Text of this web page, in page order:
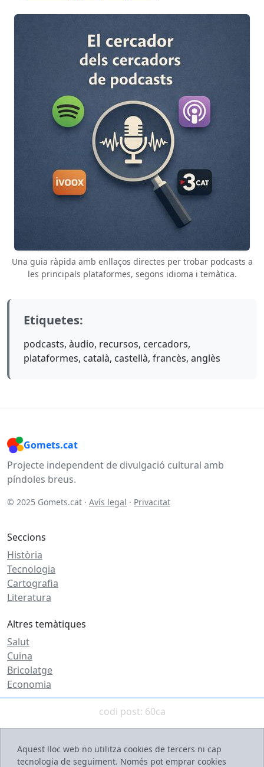
Una guia ràpida amb enllaços directes per trobar podcasts a
les principals plataformes, segons idioma i temàtica.
Etiquetes:
podcasts, àudio, recursos, cercadors,
plataformes, català, castellà, francès, anglès
Gomets.cat
Projecte independent de divulgació cultural amb
píndoles breus.
© 2025 Gomets.cat · Avís legal · Privacitat
Seccions
Història
Tecnologia
Cartografia
Literatura
Altres temàtiques
Salut
Cuina
Bricolatge
Economia
codi post: 60ca
Aquest lloc web no utilitza cookies de tercers ni cap
tecnologia de seguiment. Només pot emprar cookies